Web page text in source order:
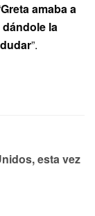
Greta amaba a
la
”.
esta vez